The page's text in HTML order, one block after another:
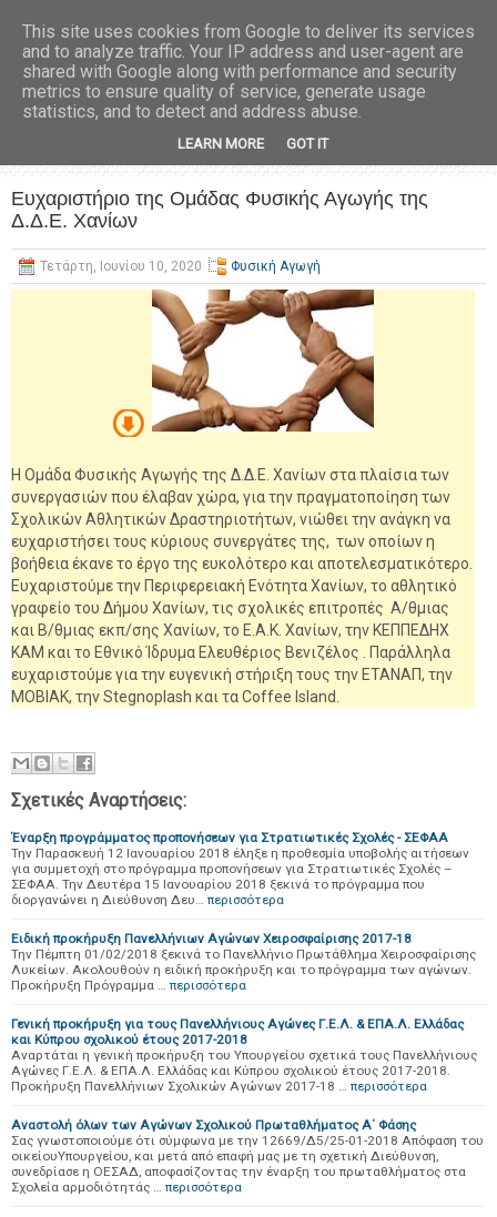
Ευχαριστήριο της Ομάδας Φυσικής Αγωγής της
Δ.Δ.Ε. Χανίων
Τετάρτη, Ιουνίου 10, 2020 Φυσική Αγωγή
Η Ομάδα Φυσικής Αγωγής της Δ.Δ.Ε. Χανίων στα πλαίσια των
συνεργασιών που έλαβαν χώρα, για την πραγματοποίηση των
Σχολικών Αθλητικών Δραστηριοτήτων, νιώθει την ανάγκη να
ευχαριστήσει τους κύριους συνεργάτες της, των οποίων η
βοήθεια έκανε το έργο της ευκολότερο και αποτελεσματικότερο.
Ευχαριστούμε την Περιφερειακή Ενότητα Χανίων, το αθλητικό
γραφείο του Δήμου Χανίων, τις σχολικές επιτροπές Α/θμιας
και Β/θμιας εκπ/σης Χανίων, το Ε.A.K. Χανίων, την ΚΕΠΠΕΔΗΧ
ΚΑΜ και το Εθνικό Ίδρυμα Ελευθέριος Βενιζέλος . Παράλληλα
ευχαριστούμε για την ευγενική στήριξη τους την ΕΤΑΝΑΠ, την
ΜΟΒΙΑΚ, την Stegnoplash και τα Coffee Island.
Σχετικές Αναρτήσεις:
Έναρξη προγράμματος προπονήσεων για Στρατιωτικές Σχολές - ΣΕΦΑΑ
Την Παρασκευή 12 Ιανουαρίου 2018 έληξε η προθεσμία υποβολής αιτήσεων
για συμμετοχή στο πρόγραμμα προπονήσεων για Στρατιωτικές Σχολές –
ΣΕΦΑΑ. Την Δευτέρα 15 Ιανουαρίου 2018 ξεκινά το πρόγραμμα που
διοργανώνει η Διεύθυνση Δευ… περισσότερα
Ειδική προκήρυξη Πανελλήνιων Αγώνων Χειροσφαίρισης 2017-18
Την Πέμπτη 01/02/2018 ξεκινά το Πανελλήνιο Πρωτάθλημα Χειροσφαίρισης
Λυκείων. Ακολουθούν η ειδική προκήρυξη και το πρόγραμμα των αγώνων.
Προκήρυξη Πρόγραμμα … περισσότερα
Γενική προκήρυξη για τους Πανελλήνιους Αγώνες Γ.Ε.Λ. & ΕΠΑ.Λ. Ελλάδας
και Κύπρου σχολικού έτους 2017-2018
Αναρτάται η γενική προκήρυξη του Υπουργείου σχετικά τους Πανελλήνιους
Αγώνες Γ.Ε.Λ. & ΕΠΑ.Λ. Ελλάδας και Κύπρου σχολικού έτους 2017-2018.
Προκήρυξη Πανελλήνιων Σχολικών Αγώνων 2017-18 … περισσότερα
Αναστολή όλων των Αγώνων Σχολικού Πρωταθλήματος Α΄ Φάσης
Σας γνωστοποιούμε ότι σύμφωνα με την 12669/Δ5/25-01-2018 Απόφαση του
οικείουΥπουργείου, και μετά από επαφή μας με τη σχετική Διεύθυνση,
συνεδρίασε η ΟΕΣΑΔ, αποφασίζοντας την έναρξη του πρωταθλήματος στα
Σχολεία αρμοδιότητάς … περισσότερα
This site uses cookies from Google to deliver its services
and to analyze traffic. Your IP address and user-agent are
shared with Google along with performance and security
metrics to ensure quality of service, generate usage
statistics, and to detect and address abuse.
LEARN MORE GOT IT